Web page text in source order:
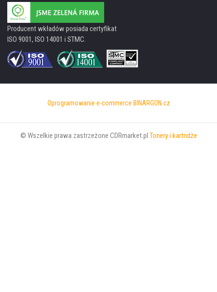
Producent wkładów posiada certyfikat
ISO 9001, ISO 14001 i STMC.
Oprogramowanie e-commerce BINARGON.cz
© Wszelkie prawa zastrzeżone CDRmarket.pl Tonery i kartridże